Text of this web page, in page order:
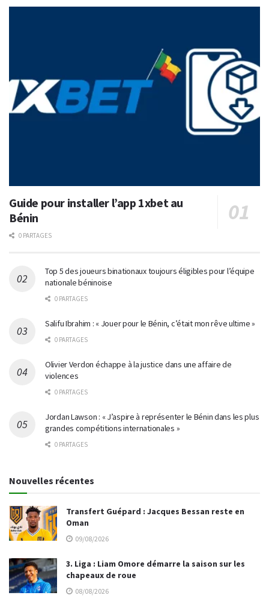
Guide pour installer l’app 1xbet au
Bénin
0 PARTAGES
Top 5 des joueurs binationaux toujours éligibles pour l’équipe
nationale béninoise
0 PARTAGES
Salifu Ibrahim : « Jouer pour le Bénin, c’était mon rêve ultime »
0 PARTAGES
Olivier Verdon échappe à la justice dans une affaire de
violences
0 PARTAGES
Jordan Lawson : « J’aspire à représenter le Bénin dans les plus
grandes compétitions internationales »
0 PARTAGES
Nouvelles récentes
Transfert Guépard : Jacques Bessan reste en
Oman
09/08/2026
3. Liga : Liam Omore démarre la saison sur les
chapeaux de roue
08/08/2026